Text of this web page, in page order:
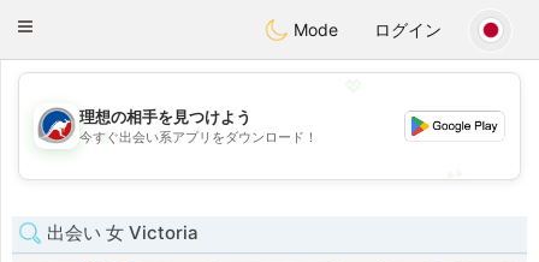
AustraliaChat
Toggle
Mode ログイン
💖
💕
理想の相手を見つけよう
今すぐ出会い系アプリをダウンロード！
出会い 女 Victoria